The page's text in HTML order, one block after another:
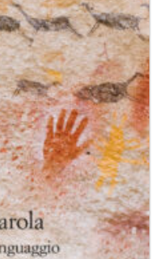
Aggiungi
alla lista
dei
desideri